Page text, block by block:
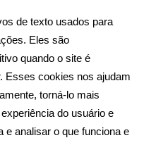
de texto usados ​​para
Eles são
quando o site é
Esses cookies nos ajudam
torná-lo mais
do usuário e
e analisar o que funciona e